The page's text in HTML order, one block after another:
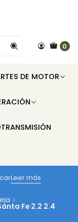
0
DE MOTOR
TRANSMISIÓN
Leer más
Fe 2.2 2.4